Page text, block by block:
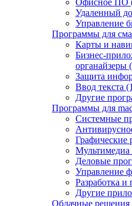
Офисное ПО
Удаленный
Управление
Программы для
Карты и
Бизнес-
органайзеры
Защита
Ввод текста
Другие
Программы для
Системные
Графические
Мультимедиа
Деловые
Управление
Разработка
Другие
Облачные решения